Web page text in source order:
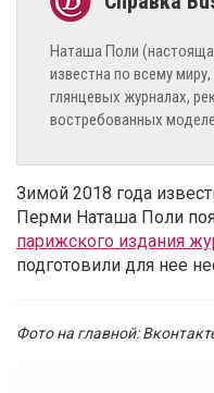
Наташа Поли
известна по всему
глянцевых журналах,
востребованных
Зимой 2018 года
Перми Наташа Поли
парижского издания
подготовили для нее
Фото на главной: